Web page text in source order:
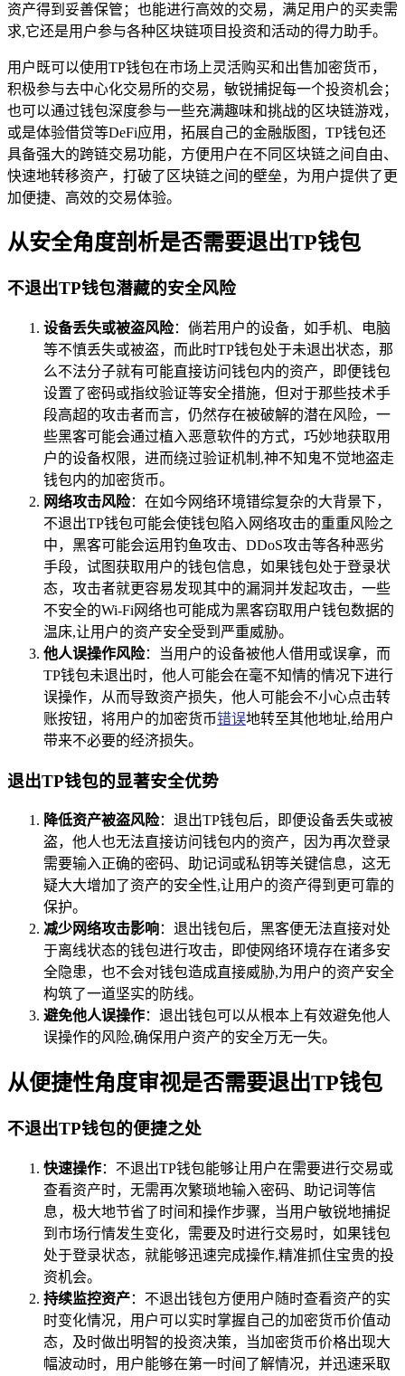
资产得到妥善保管；也能进行高效的交易，满足用户的买卖需
求,它还是用户参与各种区块链项目投资和活动的得力助手。
用户既可以使用TP钱包在市场上灵活购买和出售加密货币，
积极参与去中心化交易所的交易，敏锐捕捉每一个投资机会；
也可以通过钱包深度参与一些充满趣味和挑战的区块链游戏，
或是体验借贷等DeFi应用，拓展自己的金融版图，TP钱包还
具备强大的跨链交易功能，方便用户在不同区块链之间自由、
快速地转移资产，打破了区块链之间的壁垒，为用户提供了更
加便捷、高效的交易体验。
从安全角度剖析是否需要退出TP钱包
不退出TP钱包潜藏的安全风险
设备丢失或被盗风险：倘若用户的设备，如手机、电脑
等不慎丢失或被盗，而此时TP钱包处于未退出状态，那
么不法分子就有可能直接访问钱包内的资产，即便钱包
设置了密码或指纹验证等安全措施，但对于那些技术手
段高超的攻击者而言，仍然存在被破解的潜在风险，一
些黑客可能会通过植入恶意软件的方式，巧妙地获取用
户的设备权限，进而绕过验证机制,神不知鬼不觉地盗走
钱包内的加密货币。
网络攻击风险：在如今网络环境错综复杂的大背景下，
不退出TP钱包可能会使钱包陷入网络攻击的重重风险之
中，黑客可能会运用钓鱼攻击、DDoS攻击等各种恶劣
手段，试图获取用户的钱包信息，如果钱包处于登录状
态，攻击者就更容易发现其中的漏洞并发起攻击，一些
不安全的Wi-Fi网络也可能成为黑客窃取用户钱包数据的
温床,让用户的资产安全受到严重威胁。
他人误操作风险：当用户的设备被他人借用或误拿，而
TP钱包未退出时，他人可能会在毫不知情的情况下进行
误操作，从而导致资产损失，他人可能会不小心点击转
账按钮，将用户的加密货币错误地转至其他地址,给用户
带来不必要的经济损失。
退出TP钱包的显著安全优势
降低资产被盗风险：退出TP钱包后，即便设备丢失或被
盗，他人也无法直接访问钱包内的资产，因为再次登录
需要输入正确的密码、助记词或私钥等关键信息，这无
疑大大增加了资产的安全性,让用户的资产得到更可靠的
保护。
减少网络攻击影响 ：退出钱包后，黑客便无法直接对处
于离线状态的钱包进行攻击，即使网络环境存在诸多安
全隐患，也不会对钱包造成直接威胁,为用户的资产安全
构筑了一道坚实的防线。
避免他人误操作：退出钱包可以从根本上有效避免他人
误操作的风险,确保用户资产的安全万无一失。
从便捷性角度审视是否需要退出TP钱包
不退出TP钱包的便捷之处
快速操作：不退出TP钱包能够让用户在需要进行交易或
查看资产时，无需再次繁琐地输入密码、助记词等信
息，极大地节省了时间和操作步骤，当用户敏锐地捕捉
到市场行情发生变化，需要及时进行交易时，如果钱包
处于登录状态，就能够迅速完成操作,精准抓住宝贵的投
资机会。
持续监控资产：不退出钱包方便用户随时查看资产的实
时变化情况，用户可以实时掌握自己的加密货币价值动
态，及时做出明智的投资决策，当加密货币价格出现大
幅波动时，用户能够在第一时间了解情况，并迅速采取